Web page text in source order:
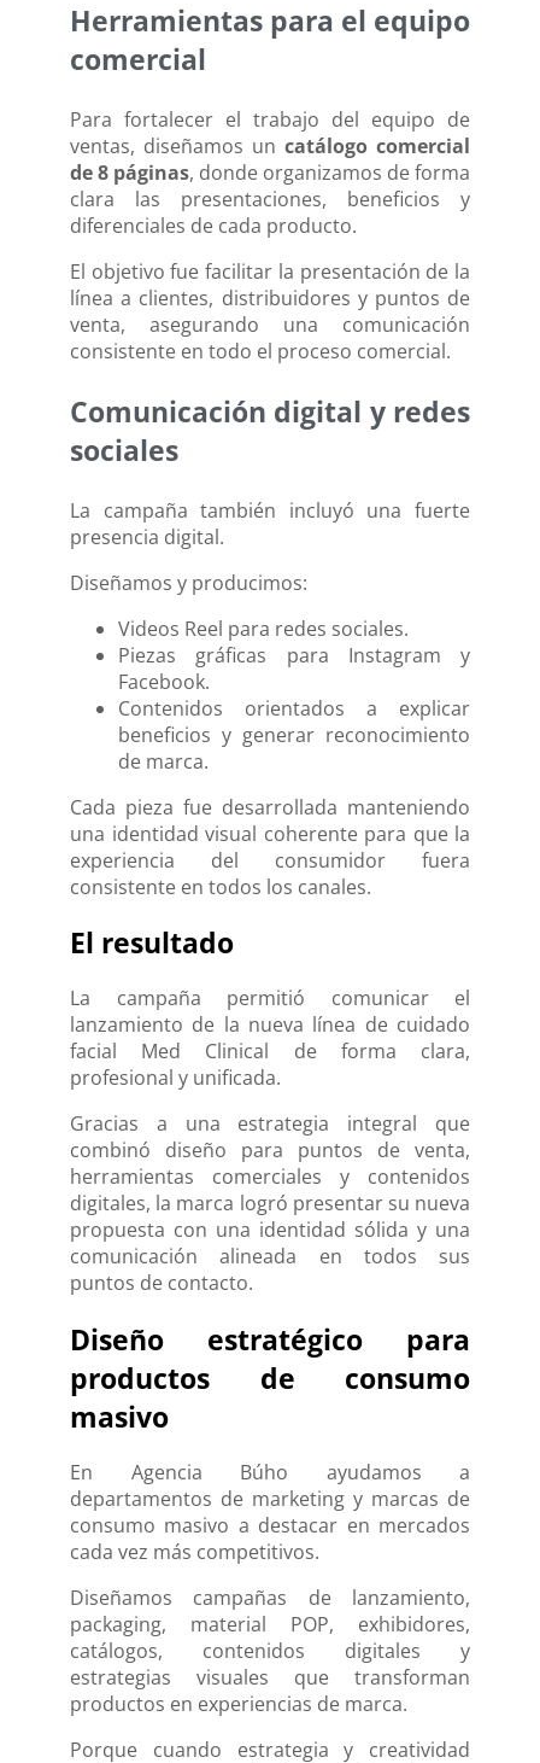
Herramientas para el equipo
comercial
Para fortalecer el trabajo del equipo de
ventas, diseñamos un catálogo comercial
de 8 páginas, donde organizamos de forma
clara las presentaciones, beneficios y
diferenciales de cada producto.
El objetivo fue facilitar la presentación de la
línea a clientes, distribuidores y puntos de
venta, asegurando una comunicación
consistente en todo el proceso comercial.
Comunicación digital y redes
sociales
La campaña también incluyó una fuerte
presencia digital.
Diseñamos y producimos:
Videos Reel para redes sociales.
Piezas gráficas para Instagram y
Facebook.
Contenidos orientados a explicar
beneficios y generar reconocimiento
de marca.
Cada pieza fue desarrollada manteniendo
una identidad visual coherente para que la
experiencia del consumidor fuera
consistente en todos los canales.
El resultado
La campaña permitió comunicar el
lanzamiento de la nueva línea de cuidado
facial Med Clinical de forma clara,
profesional y unificada.
Gracias a una estrategia integral que
combinó diseño para puntos de venta,
herramientas comerciales y contenidos
digitales, la marca logró presentar su nueva
propuesta con una identidad sólida y una
comunicación alineada en todos sus
puntos de contacto.
Diseño estratégico para
productos de consumo
masivo
En Agencia Búho ayudamos a
departamentos de marketing y marcas de
consumo masivo a destacar en mercados
cada vez más competitivos.
Diseñamos campañas de lanzamiento,
packaging, material POP, exhibidores,
catálogos, contenidos digitales y
estrategias visuales que transforman
productos en experiencias de marca.
Porque cuando estrategia y creatividad